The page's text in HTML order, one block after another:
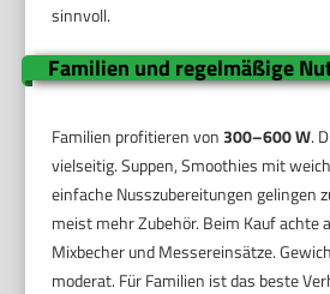
sinnvoll.
Familien und regelmäßige
Familien profitieren von300–600 W.
vielseitig. Suppen, Smoothies mit
einfache Nusszubereitungen gelingen
meist mehr Zubehör. Beim Kauf achte
Mixbecher und Messereinsätze.
moderat. Für Familien ist das beste